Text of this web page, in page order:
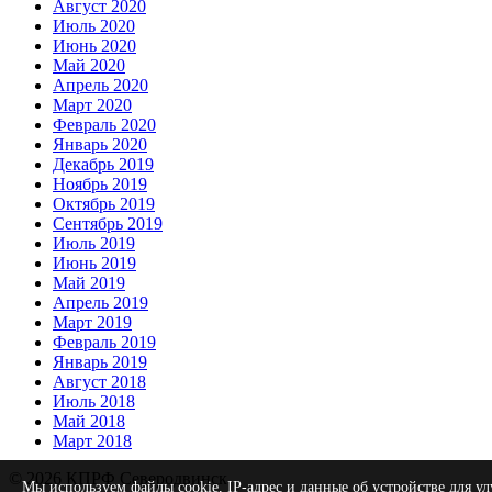
Август 2020
Июль 2020
Июнь 2020
Май 2020
Апрель 2020
Март 2020
Февраль 2020
Январь 2020
Декабрь 2019
Ноябрь 2019
Октябрь 2019
Сентябрь 2019
Июль 2019
Июнь 2019
Май 2019
Апрель 2019
Март 2019
Февраль 2019
Январь 2019
Август 2018
Июль 2018
Май 2018
Март 2018
© 2026 КПРФ Северодвинск
Мы используем файлы cookie, IP-адрес и данные об устройстве для